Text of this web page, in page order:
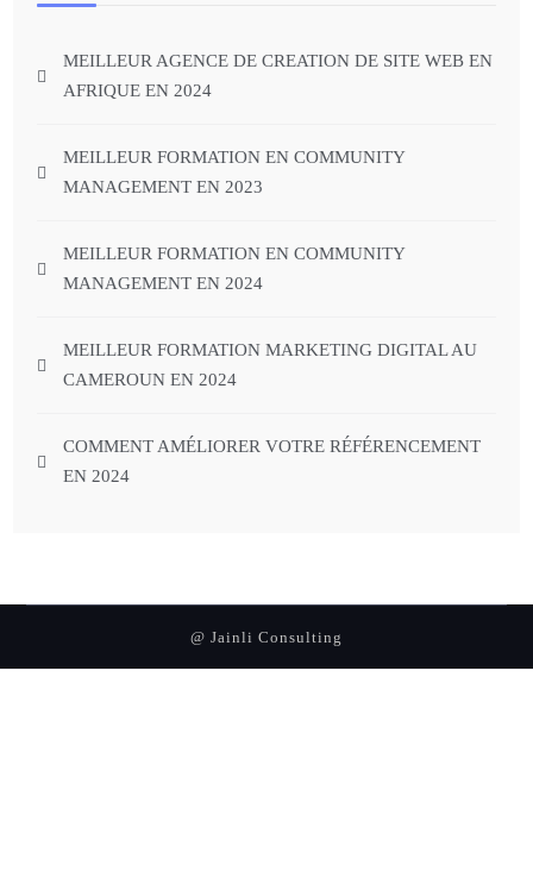
MEILLEUR AGENCE DE CREATION DE SITE WEB EN
AFRIQUE EN 2024
MEILLEUR FORMATION EN COMMUNITY
MANAGEMENT EN 2023
MEILLEUR FORMATION EN COMMUNITY
MANAGEMENT EN 2024
MEILLEUR FORMATION MARKETING DIGITAL AU
CAMEROUN EN 2024
COMMENT AMÉLIORER VOTRE RÉFÉRENCEMENT
EN 2024
@ Jainli Consulting